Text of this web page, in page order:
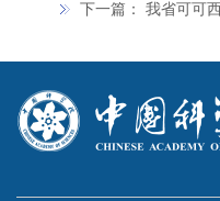
下一篇： 我省可可